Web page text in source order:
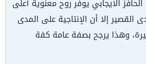
القصير إلا أن الإنتاجية على المدى
وهذا يرجح بصفة عامة كفة